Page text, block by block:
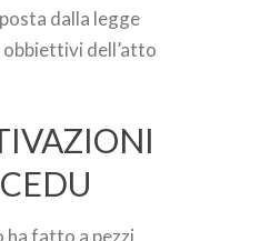
dalla legge
dell’atto
ha fatto a pezzi